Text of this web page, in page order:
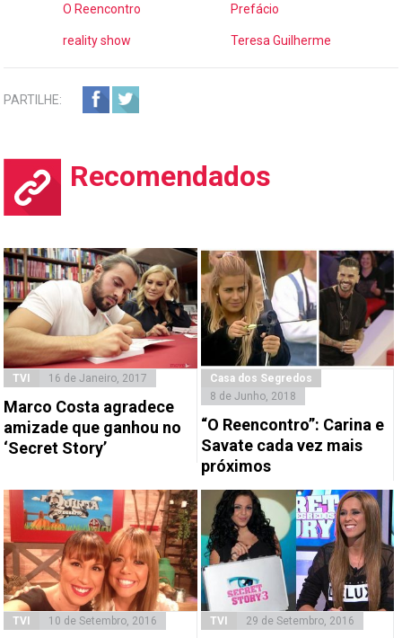
O Reencontro Prefácio
reality show Teresa Guilherme
PARTILHE:
Recomendados
TVI 16 de Janeiro, 2017
Marco Costa agradece
amizade que ganhou no
‘Secret Story’
Casa dos Segredos
8 de Junho, 2018
“O Reencontro”: Carina e
Savate cada vez mais
próximos
TVI 10 de Setembro, 2016 TVI 29 de Setembro, 2016